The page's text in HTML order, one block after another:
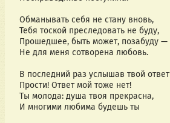
Обманывать себя не стану вновь,
Тебя тоской преследовать не буду,
Прошедшее, быть может, позабуду —
Не для меня сотворена любовь.
В последний раз услышав твой ответ
Прости! Ответ мой тоже нет!
Ты молода: душа твоя прекрасна,
И многими любима будешь ты